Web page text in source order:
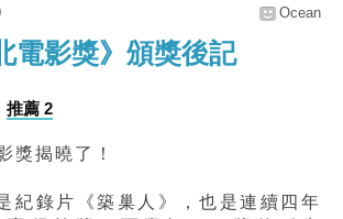
Ocean
電影獎》頒獎後記
推薦 2
獎揭曉了！
紀錄片《築巢人》，也是連續四年